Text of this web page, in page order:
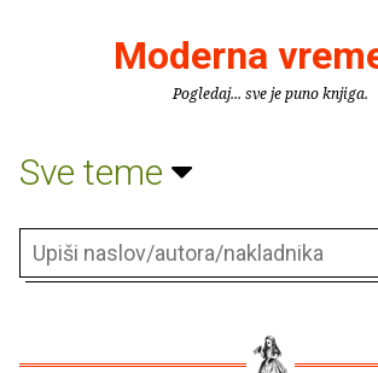
Moderna
Pogledaj... sve je puno knjiga.
Sve teme